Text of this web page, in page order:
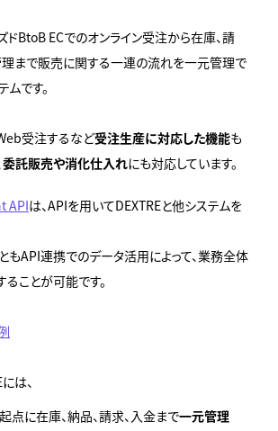
ドBtoB ECでのオンライン受注から在庫、請
理まで販売に関する一連の流れを一元管理で
です。
受注するなど受注生産に対応した機能も
委託販売や消化仕入れにも対応しています。
APIは、APIを用いてDEXTREと他システムを
もAPI連携でのデータ活用によって、業務全体
ことが可能です。
は、
点に在庫、納品、請求、入金まで一元管理